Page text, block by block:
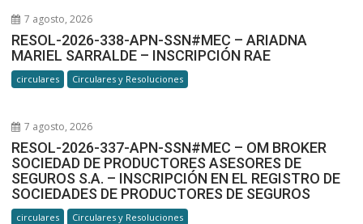
7 agosto, 2026
RESOL-2026-338-APN-SSN#MEC – ARIADNA
MARIEL SARRALDE – INSCRIPCIÓN RAE
circulares Circulares y Resoluciones
7 agosto, 2026
RESOL-2026-337-APN-SSN#MEC – OM BROKER
SOCIEDAD DE PRODUCTORES ASESORES DE
SEGUROS S.A. – INSCRIPCIÓN EN EL REGISTRO DE
SOCIEDADES DE PRODUCTORES DE SEGUROS
circulares Circulares y Resoluciones